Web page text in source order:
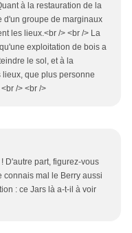
à la restauration de la
d'un groupe de marginaux
les lieux.<br /> <br /> La
exploitation de bois a
le sol, et à la
que plus personne
/> <br />
D'autre part, figurez-vous
connais mal le Berry aussi
: ce Jars là a-t-il à voir